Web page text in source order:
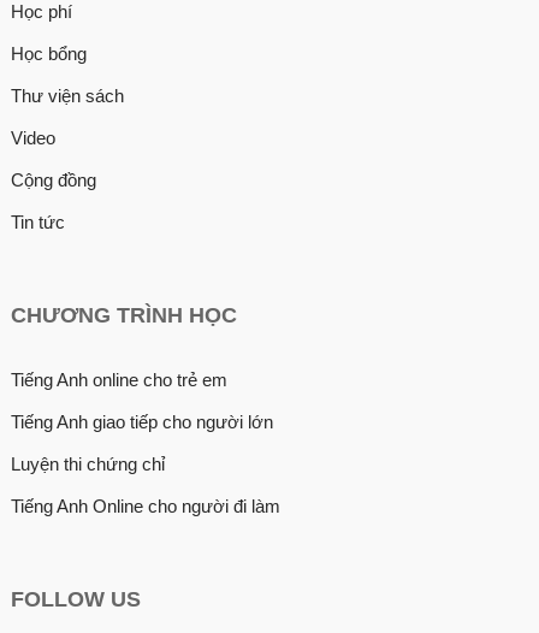
Học phí
Học bổng
Thư viện sách
Video
Cộng đồng
Tin tức
CHƯƠNG TRÌNH HỌC
Tiếng Anh online cho trẻ em
Tiếng Anh giao tiếp cho người lớn
Luyện thi chứng chỉ
Tiếng Anh Online cho người đi làm
FOLLOW US